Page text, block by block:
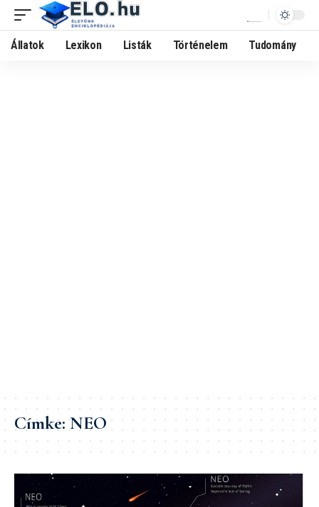
Állatok Lexikon Listák Történelem Tudomány
Címke:NEO